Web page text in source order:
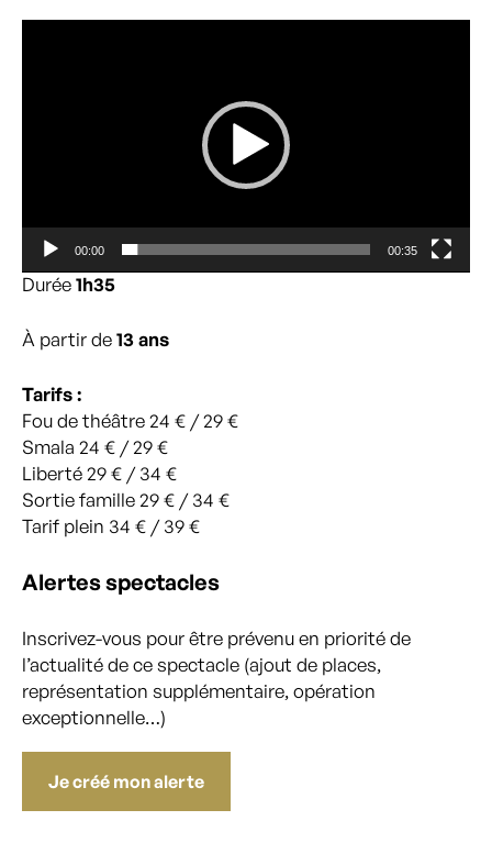
00:00 00:35
Durée1h35
À partir de13 ans
Tarifs :
Fou de théâtre 24 € / 29 €
Smala 24 € / 29 €
Liberté 29 € / 34 €
Sortie famille 29 € / 34 €
Tarif plein 34 € / 39 €
Alertes spectacles
Inscrivez-vous pour être prévenu en priorité de
l’actualité de ce spectacle (ajout de places,
représentation supplémentaire, opération
exceptionnelle…)
Je créé mon alerte